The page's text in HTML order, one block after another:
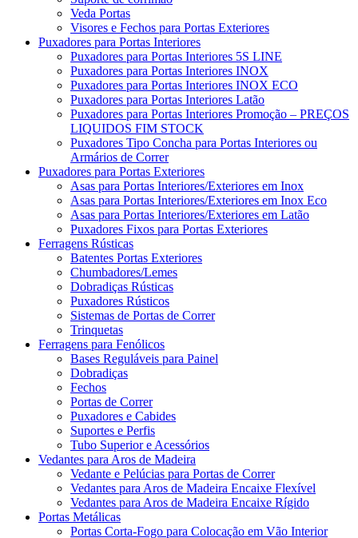
Veda Portas
Visores e Fechos para Portas Exteriores
Puxadores para Portas Interiores
Puxadores para Portas Interiores 5S LINE
Puxadores para Portas Interiores INOX
Puxadores para Portas Interiores INOX ECO
Puxadores para Portas Interiores Latão
Puxadores para Portas Interiores Promoção – PREÇOS
LIQUIDOS FIM STOCK
Puxadores Tipo Concha para Portas Interiores ou
Armários de Correr
Puxadores para Portas Exteriores
Asas para Portas Interiores/Exteriores em Inox
Asas para Portas Interiores/Exteriores em Inox Eco
Asas para Portas Interiores/Exteriores em Latão
Puxadores Fixos para Portas Exteriores
Ferragens Rústicas
Batentes Portas Exteriores
Chumbadores/Lemes
Dobradiças Rústicas
Puxadores Rústicos
Sistemas de Portas de Correr
Trinquetas
Ferragens para Fenólicos
Bases Reguláveis para Painel
Dobradiças
Fechos
Portas de Correr
Puxadores e Cabides
Suportes e Perfis
Tubo Superior e Acessórios
Vedantes para Aros de Madeira
Vedante e Pelúcias para Portas de Correr
Vedantes para Aros de Madeira Encaixe Flexível
Vedantes para Aros de Madeira Encaixe Rígido
Portas Metálicas
Portas Corta-Fogo para Colocação em Vão Interior